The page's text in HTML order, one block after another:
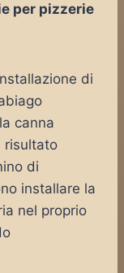
per pizzerie
di
canna
risultato
di
installare la
nel proprio